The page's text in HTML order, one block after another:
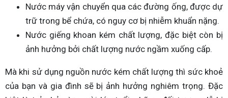
Nước máy vận chuyển qua các đường ống, được dự
trữ trong bể chứa, có nguy cơ bị nhiễm khuẩn nặng.
Nước giếng khoan kém chất lượng, đặc biệt còn bị
ảnh hưởng bởi chất lượng nước ngầm xuống cấp.
Mà khi sử dụng nguồn nước kém chất lượng thì sức khoẻ
của bạn và gia đình sẽ bị ảnh hưởng nghiêm trọng. Đặc